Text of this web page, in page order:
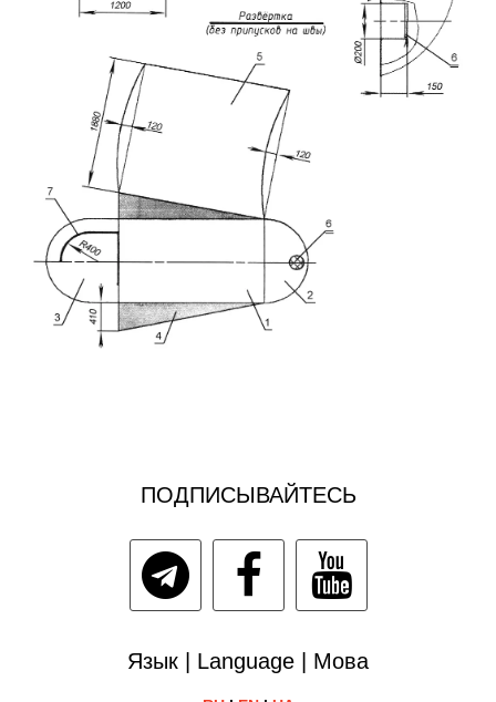
ПОДПИСЫВАЙТЕСЬ
Язык | Language | Мова